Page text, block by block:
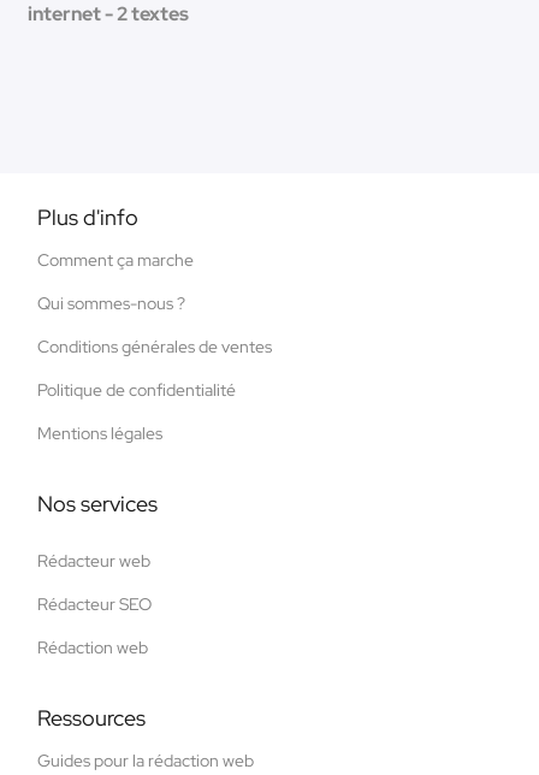
internet - 2 textes
Plus d'info
Comment ça marche
Qui sommes-nous ?
Conditions générales de ventes
Politique de confidentialité
Mentions légales
Nos services
Rédacteur web
Rédacteur SEO
Rédaction web
Ressources
Guides pour la rédaction web